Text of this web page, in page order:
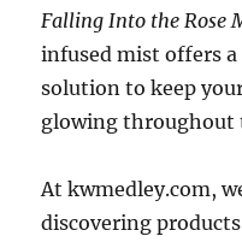
Falling Into the Rose
infused mist offers
solution to keep
glowing throughout
At kwmedley.com,
discovering